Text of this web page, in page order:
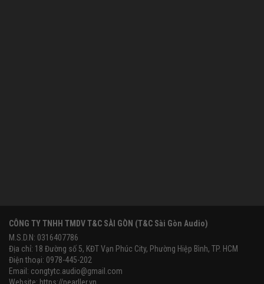
CÔNG TY TNHH TMDV T&C SÀI GÒN (T&C Sài Gòn Audio)
M.S.D.N: 0316407786
Địa chỉ: 18 Đường số 5, KĐT Vạn Phúc City, Phường Hiệp Bình, TP. HCM
Điện thoại: 0978-445-202
Email: congtytc.audio@gmail.com
Website: https://pearller.vn